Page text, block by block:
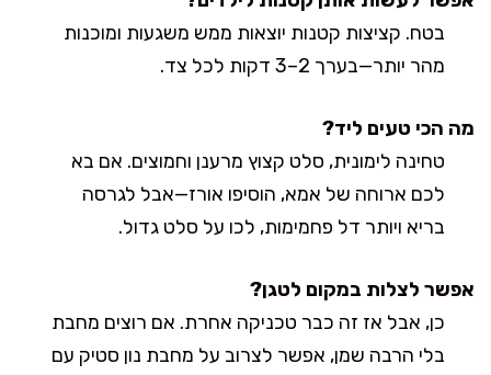
בטח. קציצות קטנות יוצאות ממש משגעות ומוכנות
מהר יותר—בערך 2–3 דקות לכל צד.
מה הכי טעים ליד?
טחינה לימונית, סלט קצוץ מרענן וחמוצים. אם בא
לכם ארוחה של אמא, הוסיפו אורז—אבל לגרסה
בריא ויותר דל פחמימות, לכו על סלט גדול.
אפשר לצלות במקום לטגן?
כן, אבל אז זה כבר טכניקה אחרת. אם רוצים מחבת
בלי הרבה שמן, אפשר לצרוב על מחבת נון סטיק עם